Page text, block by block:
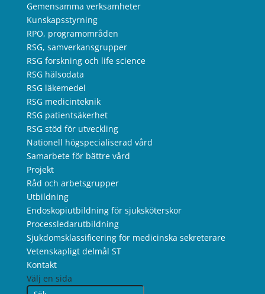
Gemensamma verksamheter
Kunskapsstyrning
RPO, programområden
RSG, samverkansgrupper
RSG forskning och life science
RSG hälsodata
RSG läkemedel
RSG medicinteknik
RSG patientsäkerhet
RSG stöd för utveckling
Nationell högspecialiserad vård
Samarbete för bättre vård
Projekt
Råd och arbetsgrupper
Utbildning
Endoskopiutbildning för sjuksköterskor
Processledarutbildning
Sjukdomsklassificering för medicinska sekreterare
Vetenskapligt delmål ST
Kontakt
Välj en sida